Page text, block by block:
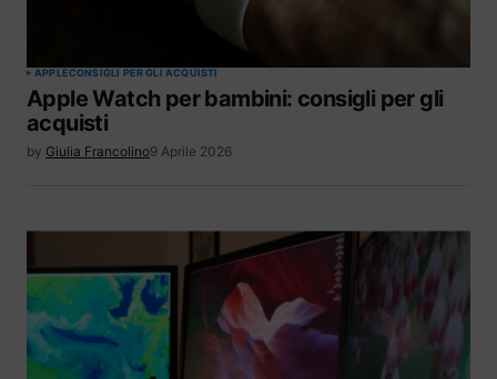
APPLECONSIGLI PER GLI ACQUISTI
Apple Watch per bambini: consigli per gli
acquisti
by Giulia Francolino9 Aprile 2026